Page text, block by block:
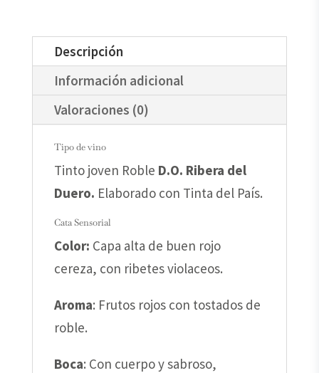
Descripción
Información adicional
Valoraciones (0)
Tipo de vino
Tinto joven Roble D.O. Ribera del
Duero. Elaborado con Tinta del País.
Cata Sensorial
Color: Capa alta de buen rojo
cereza, con ribetes violaceos.
Aroma: Frutos rojos con tostados de
roble.
Boca: Con cuerpo y sabroso,